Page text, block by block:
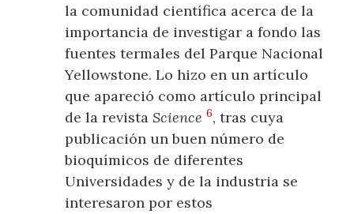
la comunidad científica acerca de la
importancia de investigar a fondo las
fuentes termales del Parque Nacional
Yellowstone. Lo hizo en un artículo
que apareció como artículo principal
de la revistaScience 6, tras cuya
publicación un buen número de
bioquímicos de diferentes
Universidades y de la industria se
interesaron por estos